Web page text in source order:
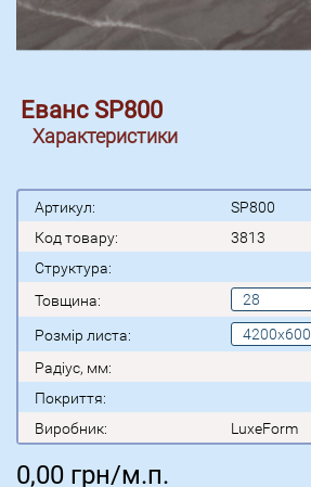
Еванс SP800
Характеристики
Артикул:
SP800
Код товару:
3813
Структура:
Товщина:
28
Розмір листа:
4200x600
Радіус, мм:
Покриття:
Виробник:
LuxeForm
0,00 грн/м.п.